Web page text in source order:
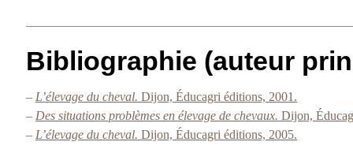
Bibliographie (auteur
– L’élevage du cheval. Dijon, Éducagri éditions, 2001.
– Des situations problèmes en élevage de chevaux. Dijon,
– L’élevage du cheval. Dijon, Éducagri éditions, 2005.